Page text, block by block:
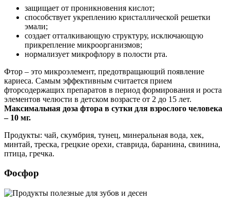
защищает от проникновения кислот;
способствует укреплению кристаллической решетки
эмали;
создает отталкивающую структуру, исключающую
прикрепление микроорганизмов;
нормализует микрофлору в полости рта.
Фтор – это микроэлемент, предотвращающий появление
кариеса. Самым эффективным считается прием
фторсодержащих препаратов в период формирования и роста
элементов челюсти в детском возрасте от 2 до 15 лет.
Максимальная доза фтора в сутки для взрослого человека
– 10 мг.
Продукты: чай, скумбрия, тунец, минеральная вода, хек,
минтай, треска, грецкие орехи, ставрида, баранина, свинина,
птица, гречка.
Фосфор